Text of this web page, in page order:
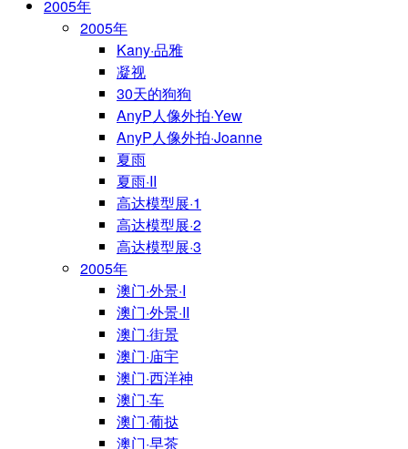
2005年
2005年
Kany·品雅
凝视
30天的狗狗
AnyP人像外拍·Yew
AnyP人像外拍·Joanne
夏雨
夏雨·II
高达模型展·1
高达模型展·2
高达模型展·3
2005年
澳门·外景·I
澳门·外景·II
澳门·街景
澳门·庙宇
澳门·西洋神
澳门·车
澳门·葡挞
澳门·早茶